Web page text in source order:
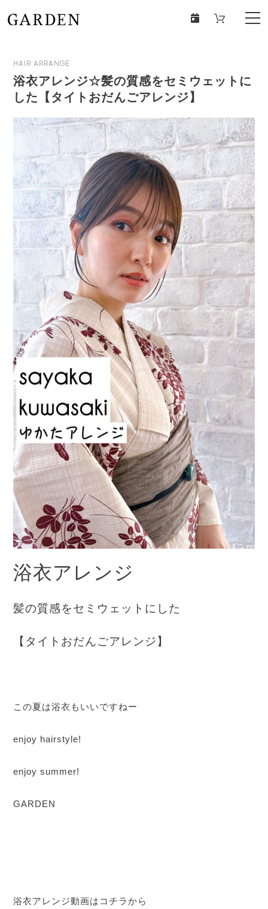
HAIR ARRANGE
浴衣アレンジ☆髪の質感をセミウェットに
した【タイトおだんごアレンジ】
浴衣アレンジ
髪の質感をセミウェットにした
【タイトおだんごアレンジ】
この夏は浴衣もいいですねー
enjoy hairstyle!
enjoy summer!
GARDEN
浴衣アレンジ動画はコチラから